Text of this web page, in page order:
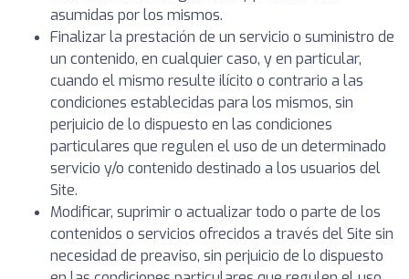
asumidas por los mismos.
Finalizar la prestación de un servicio o suministro de
un contenido, en cualquier caso, y en particular,
cuando el mismo resulte ilícito o contrario a las
condiciones establecidas para los mismos, sin
perjuicio de lo dispuesto en las condiciones
particulares que regulen el uso de un determinado
servicio y/o contenido destinado a los usuarios del
Site.
Modificar, suprimir o actualizar todo o parte de los
contenidos o servicios ofrecidos a través del Site sin
necesidad de preaviso, sin perjuicio de lo dispuesto